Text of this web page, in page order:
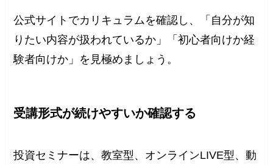
公式サイトでカリキュラムを確認し、「自分が知
りたい内容が扱われているか」「初心者向けか経
験者向けか」を見極めましょう。
受講形式が続けやすいか確認する
投資セミナーは、教室型、オンラインLIVE型、動